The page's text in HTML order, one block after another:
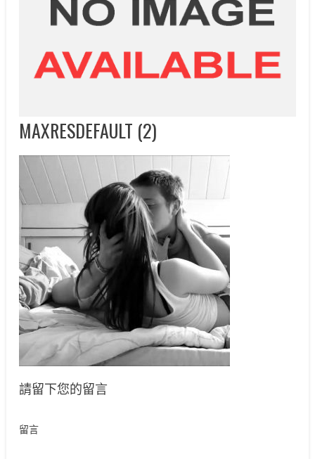
MAXRESDEFAULT (2)
請留下您的留言
留言